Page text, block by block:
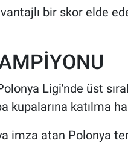
bir skor elde
Ligi'nde üst
kupalarına katılma
imza atan Polonya